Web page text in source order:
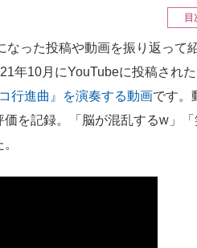
った投稿や動画を振り返って
年10月にYouTubeに投稿された
行進曲』を演奏する動画です。
を記録。「脳が混乱するw」「